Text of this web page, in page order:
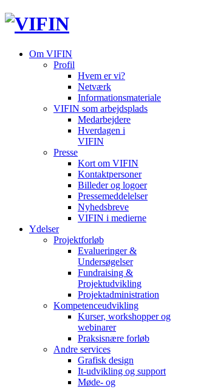
Om VIFIN
Profil
Hvem er vi?
Netværk
Informationsmateriale
VIFIN som arbejdsplads
Medarbejdere
Hverdagen i
VIFIN
Presse
Kort om VIFIN
Kontaktpersoner
Billeder og logoer
Pressemeddelelser
Nyhedsbreve
VIFIN i medierne
Ydelser
Projektforløb
Evalueringer &
Undersøgelser
Fundraising &
Projektudvikling
Projektadministration
Kompetenceudvikling
Kurser, workshopper og
webinarer
Praksisnære forløb
Andre services
Grafisk design
It-udvikling og support
Møde- og